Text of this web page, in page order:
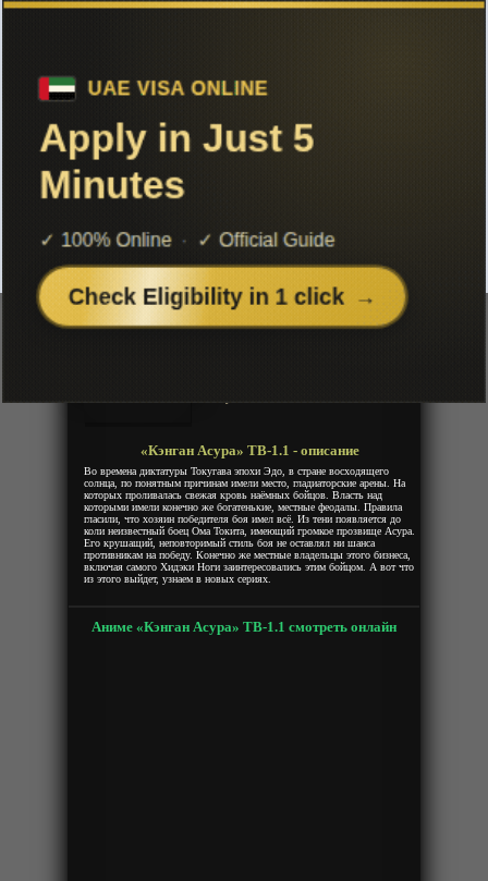
Чтобы не терять с нами связь,
подписывайся на наш
«Кэнган Асура» ТВ-1.1
Добавленно: 05 августа 2019 | Серии: [12 из 12]
Асура Кэнгана
«Кэнган Асура» ТВ-1.1 - описание
Во времена диктатуры Токугава эпохи Эдо, в стране восходящего
солнца, по понятным причинам имели место, гладиаторские арены. На
которых проливалась свежая кровь наёмных бойцов. Власть над
которыми имели конечно же богатенькие, местные феодалы. Правила
гласили, что хозяин победителя боя имел всё. Из тени появляется до
коли неизвестный боец Ома Токита, имеющий громкое прозвище Асура.
Его крушащий, неповторимый стиль боя не оставлял ни шанса
противникам на победу. Конечно же местные владельцы этого бизнеса,
включая самого Хидэки Ноги заинтересовались этим бойцом. А вот что
из этого выйдет, узнаем в новых сериях.
Аниме «Кэнган Асура» ТВ-1.1 смотреть онлайн